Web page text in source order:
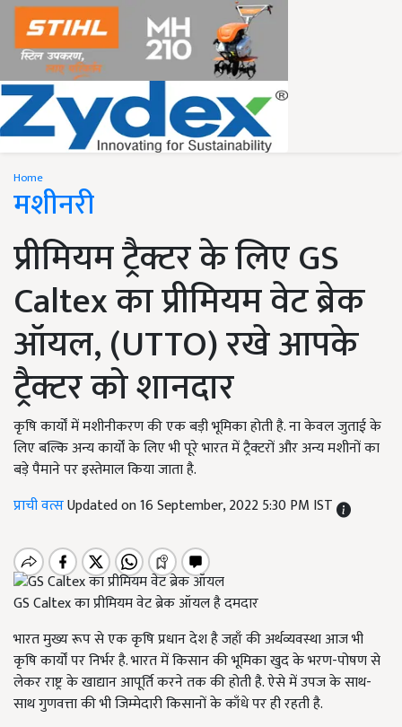
Home
मशीनरी
प्रीमियम ट्रैक्टर के लिए GS
Caltex का प्रीमियम वेट ब्रेक
ऑयल, (UTTO) रखे आपके
ट्रैक्टर को शानदार
कृषि कार्यों में मशीनीकरण की एक बड़ी भूमिका होती है. ना केवल जुताई के
लिए बल्कि अन्य कार्यों के लिए भी पूरे भारत में ट्रैक्टरों और अन्य मशीनों का
बड़े पैमाने पर इस्तेमाल किया जाता है.
प्राची वत्सUpdated on 16 September, 2022 5:30 PM IST
GS Caltex का प्रीमियम वेट ब्रेक ऑयल है दमदार
भारत मुख्य रूप से एक कृषि प्रधान देश है जहाँ की अर्थव्यवस्था आज भी
कृषि कार्यों पर निर्भर है. भारत में किसान की भूमिका खुद के भरण-पोषण से
लेकर राष्ट्र के खाद्यान आपूर्ति करने तक की होती है. ऐसे में उपज के साथ-
साथ गुणवत्ता की भी जिम्मेदारी किसानों के काँधे पर ही रहती है.